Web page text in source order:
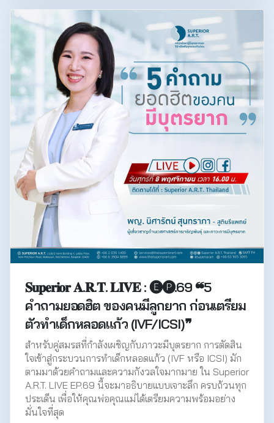
𝐒𝐮𝐩𝐞𝐫𝐢𝐨𝐫 𝐀.𝐑.𝐓. 𝐋𝐈𝐕𝐄 : 🅔🅟.69 ❝5
คำถามยอดฮิต ของคนมีลูกยาก ก่อนเตรียม
ตัวทำเด็กหลอดแก้ว (IVF/ICSI)❞
สำหรับคู่สมรสที่กำลังเผชิญกับภาวะมีบุตรยาก การตัดสิน
ใจเข้าสู่กระบวนการทำเด็กหลอดแก้ว (IVF หรือ ICSI) มัก
ตามมาด้วยคำถามและความกังวลใจมากมาย ใน Superior
A.R.T. LIVE EP.69 นี้จะมาอธิบายแบบเจาะลึก ครบถ้วนทุก
ประเด็น เพื่อให้คุณพ่อคุณแม่ได้เตรียมความพร้อมอย่าง
มั่นใจที่สุด